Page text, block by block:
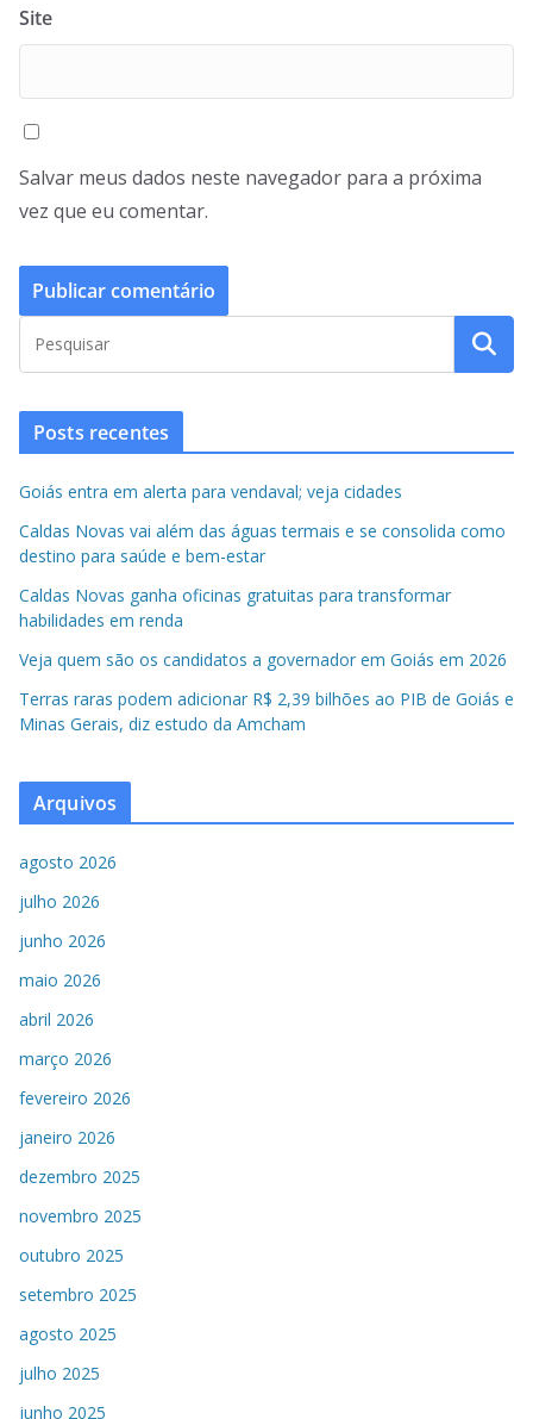
Site
Salvar meus dados neste navegador para a próxima
vez que eu comentar.
Posts recentes
Goiás entra em alerta para vendaval; veja cidades
Caldas Novas vai além das águas termais e se consolida como
destino para saúde e bem-estar
Caldas Novas ganha oficinas gratuitas para transformar
habilidades em renda
Veja quem são os candidatos a governador em Goiás em 2026
Terras raras podem adicionar R$ 2,39 bilhões ao PIB de Goiás e
Minas Gerais, diz estudo da Amcham
Arquivos
agosto 2026
julho 2026
junho 2026
maio 2026
abril 2026
março 2026
fevereiro 2026
janeiro 2026
dezembro 2025
novembro 2025
outubro 2025
setembro 2025
agosto 2025
julho 2025
junho 2025